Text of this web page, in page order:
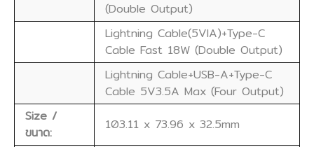
(Double Output)
Lightning Cable(5VIA)+Type-C
Cable Fast 18W (Double Output)
Lightning Cable+USB-A+Type-C
Cable 5V3.5A Max (Four Output)
Size /
ขนาด:
103.11 x 73.96 x 32.5mm